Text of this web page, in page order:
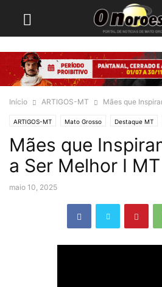
Início ARTIGOS-MT Mães que
ARTIGOS-MT Mato Grosso Destaque MT
Mães que
a Ser Melhor I MT
maio 10, 2025